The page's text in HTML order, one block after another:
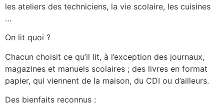
les ateliers des techniciens, la vie scolaire, les cuisines
…
On lit quoi ?
Chacun choisit ce qu’il lit, à l’exception des journaux,
magazines et manuels scolaires ; des livres en format
papier, qui viennent de la maison, du CDI ou d’ailleurs.
Des bienfaits reconnus :